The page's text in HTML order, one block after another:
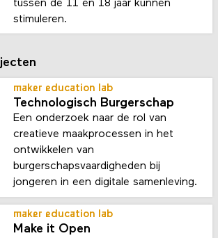
tussen de 11 en 18 jaar kunnen
stimuleren.
maker education lab
Technologisch Burgerschap
Een onderzoek naar de rol van
creatieve maakprocessen in het
ontwikkelen van
burgerschapsvaardigheden bij
jongeren in een digitale samenleving.
maker education lab
Make it Open